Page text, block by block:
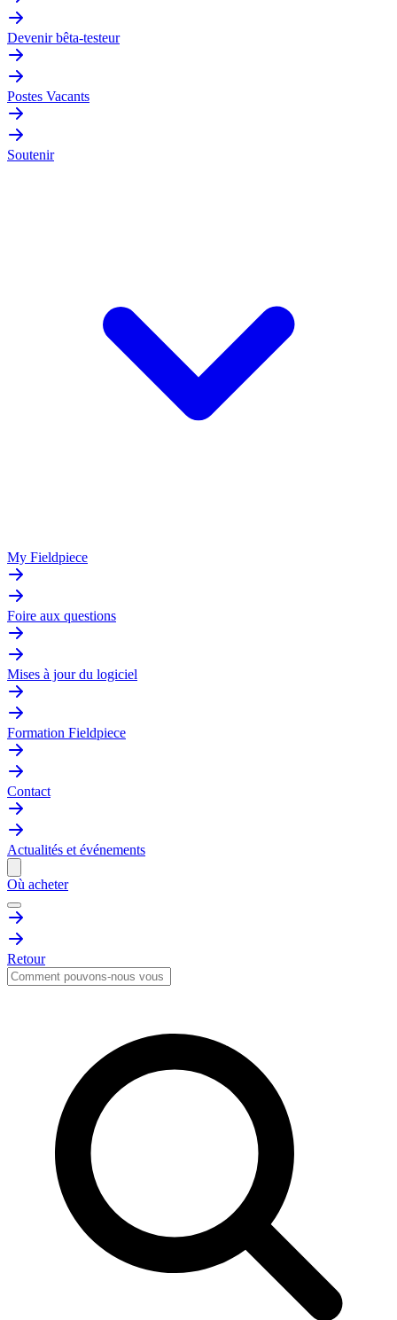
Devenir bêta-testeur
Postes Vacants
Soutenir
My Fieldpiece
Foire aux questions
Mises à jour du logiciel
Formation Fieldpiece
Contact
Actualités et événements
Où acheter
Retour